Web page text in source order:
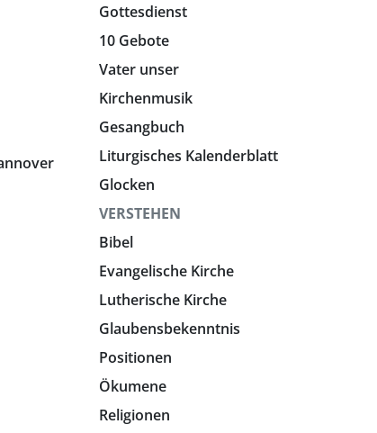
Gottesdienst
10 Gebote
Vater unser
Kirchenmusik
Gesangbuch
Liturgisches Kalenderblatt
Glocken
VERSTEHEN
Bibel
Evangelische Kirche
Lutherische Kirche
Glaubensbekenntnis
Positionen
Ökumene
Religionen